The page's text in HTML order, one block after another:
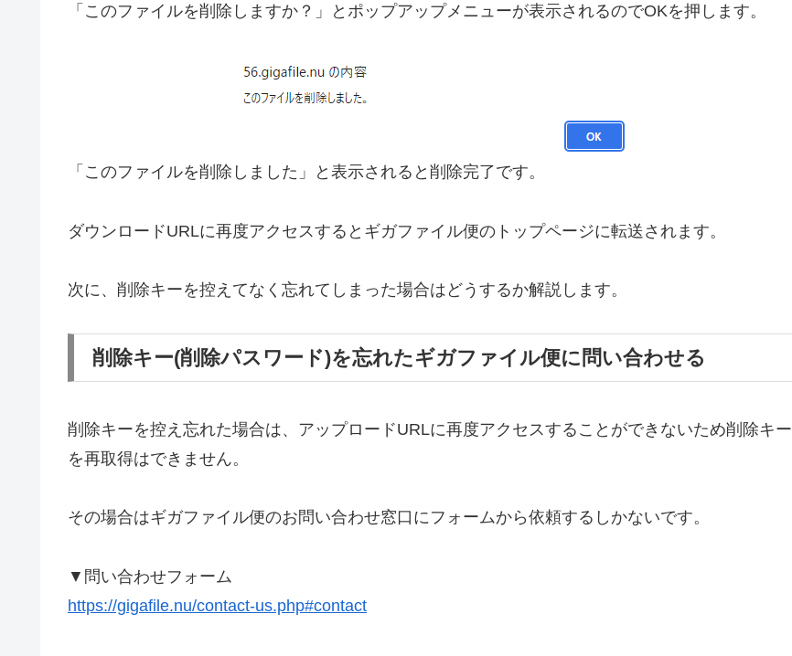
「このファイルを削除しますか？」とポップアップメニューが表示されるのでOKを押します。
「このファイルを削除しました」と表示されると削除完了です。
ダウンロードURLに再度アクセスするとギガファイル便のトップページに転送されます。
次に、削除キーを控えてなく忘れてしまった場合はどうするか解説します。
削除キー(削除パスワード)を忘れたギガファイル便に問い合わせる
削除キーを控え忘れた場合は、アップロードURLに再度アクセスすることができないため削除キー
を再取得はできません。
その場合はギガファイル便のお問い合わせ窓口にフォームから依頼するしかないです。
▼問い合わせフォーム
https://gigafile.nu/contact-us.php#contact